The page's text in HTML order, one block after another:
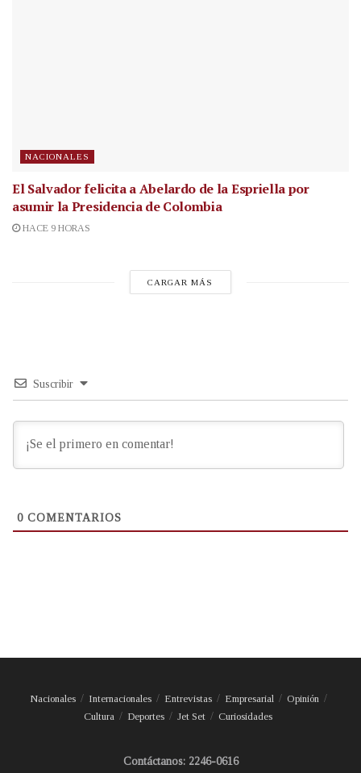
NACIONALES
El Salvador felicita a Abelardo de la Espriella por
asumir la Presidencia de Colombia
HACE 9 HORAS
CARGAR MÁS
Suscribir
0 COMENTARIOS
Nacionales Internacionales Entrevistas Empresarial
Opinión
Cultura
Deportes Jet Set Curiosidades
Contáctanos: 2246-0616